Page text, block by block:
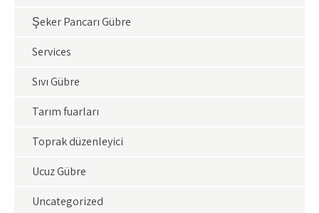
Şeker Pancarı Gübre
Services
Sıvı Gübre
Tarım fuarları
Toprak düzenleyici
Ucuz Gübre
Uncategorized